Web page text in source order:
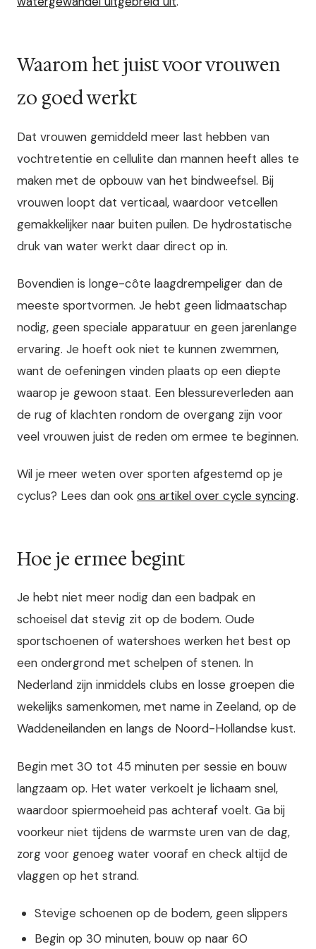
Waarom het juist voor vrouwen
zo goed werkt
Dat vrouwen gemiddeld meer last hebben van
vochtretentie en cellulite dan mannen heeft alles te
maken met de opbouw van het bindweefsel. Bij
vrouwen loopt dat verticaal, waardoor vetcellen
gemakkelijker naar buiten puilen. De hydrostatische
druk van water werkt daar direct op in.
Bovendien is longe-côte laagdrempeliger dan de
meeste sportvormen. Je hebt geen lidmaatschap
nodig, geen speciale apparatuur en geen jarenlange
ervaring. Je hoeft ook niet te kunnen zwemmen,
want de oefeningen vinden plaats op een diepte
waarop je gewoon staat. Een blessureverleden aan
de rug of klachten rondom de overgang zijn voor
veel vrouwen juist de reden om ermee te beginnen.
Wil je meer weten over sporten afgestemd op je
cyclus? Lees dan ook ons artikel over cycle syncing.
Hoe je ermee begint
Je hebt niet meer nodig dan een badpak en
schoeisel dat stevig zit op de bodem. Oude
sportschoenen of watershoes werken het best op
een ondergrond met schelpen of stenen. In
Nederland zijn inmiddels clubs en losse groepen die
wekelijks samenkomen, met name in Zeeland, op de
Waddeneilanden en langs de Noord-Hollandse kust.
Begin met 30 tot 45 minuten per sessie en bouw
langzaam op. Het water verkoelt je lichaam snel,
waardoor spiermoeheid pas achteraf voelt. Ga bij
voorkeur niet tijdens de warmste uren van de dag,
zorg voor genoeg water vooraf en check altijd de
vlaggen op het strand.
Stevige schoenen op de bodem, geen slippers
Begin op 30 minuten, bouw op naar 60